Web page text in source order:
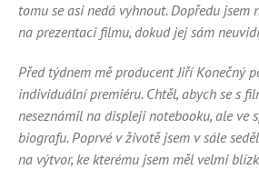
tomu se asi nedá vyhnout. Dopředu jsem
na prezentaci filmu, dokud jej sám
Před týdnem mě producent Jiří Konečný
individuální premiéru. Chtěl, abych se s
neseznámil na displeji notebooku, ale ve
biografu. Poprvé v životě jsem v sále
na výtvor, ke kterému jsem měl velmi